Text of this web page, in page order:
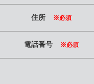
住所 ※必須
電話番号 ※必須